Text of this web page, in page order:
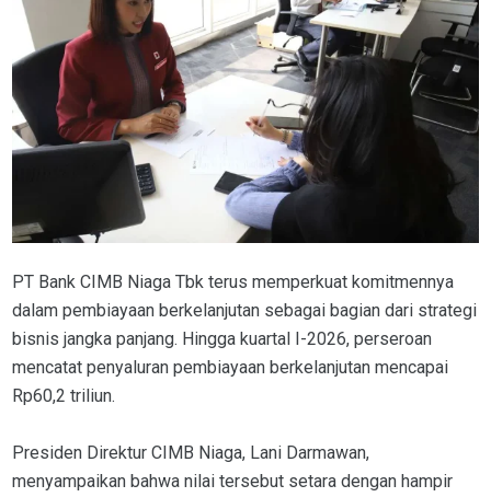
PT Bank CIMB Niaga Tbk terus memperkuat komitmennya
dalam pembiayaan berkelanjutan sebagai bagian dari strategi
bisnis jangka panjang. Hingga kuartal I-2026, perseroan
mencatat penyaluran pembiayaan berkelanjutan mencapai
Rp60,2 triliun.
Presiden Direktur CIMB Niaga, Lani Darmawan,
menyampaikan bahwa nilai tersebut setara dengan hampir